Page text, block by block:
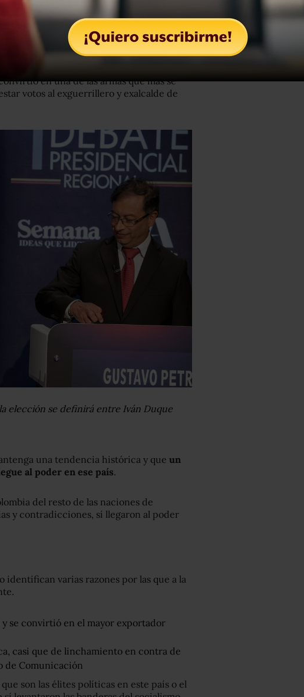
políticos de otros frentes se
"castrochavismo" y con
en una de las armas que más se
votos al exguerrillero y exalcalde de
elección se definirá entre Iván Duque
una tendencia histórica y que un
al poder en ese país.
del resto de las naciones de
y contradicciones, sí llegaron al poder
identifican varias razones por las que a la
y se convirtió en el mayor exportador
casi que de linchamiento en contra de
de Comunicación
son las élites políticas en este país o el